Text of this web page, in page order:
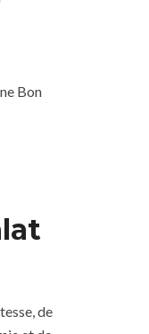
Bon
de